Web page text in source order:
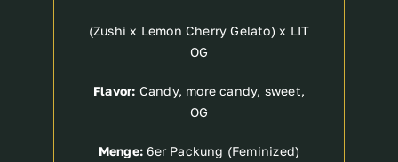
(Zushi x Lemon Cherry Gelato) x LIT
OG
Flavor: Candy, more candy, sweet,
OG
Menge: 6er Packung (Feminized)